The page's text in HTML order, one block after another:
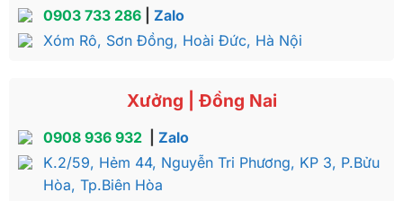
Bộ bàn ăn tròn gỗ căm xe cao cấp BBA1158T có giá trị
thẩm mỹ và chất lượng tuyệt vời
Bộ bàn ghế phòng ăn tròn gỗ căm xe cao cấp BBA1158T
phù hợp với biệt thự cổ điển
0903 733 286| Zalo
Xóm Rô, Sơn Đồng, Hoài Đức, Hà Nội
Xưởng | Đồng Nai
0908 936 932
Zalo
K.2/59, Hẻm 44, Nguyễn Tri Phương, KP 3, P.Bửu
Hòa, Tp.Biên Hòa